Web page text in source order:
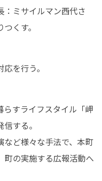
：ミサイルマン西代さ
くす。
を行う。
らすライフスタイル「岬
する。
など様々な手法で、本町
町の実施する広報活動へ